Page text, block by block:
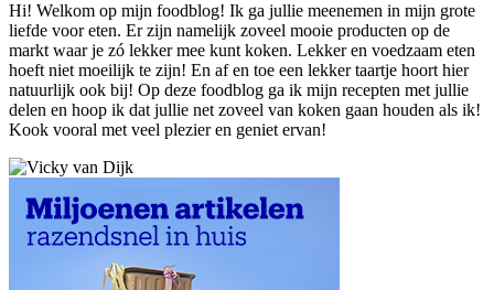
Hi! Welkom op mijn foodblog! Ik ga jullie meenemen in mijn grote
liefde voor eten. Er zijn namelijk zoveel mooie producten op de
markt waar je zó lekker mee kunt koken. Lekker en voedzaam eten
hoeft niet moeilijk te zijn! En af en toe een lekker taartje hoort hier
natuurlijk ook bij! Op deze foodblog ga ik mijn recepten met jullie
delen en hoop ik dat jullie net zoveel van koken gaan houden als ik!
Kook vooral met veel plezier en geniet ervan!